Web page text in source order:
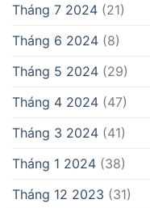
Tháng 7 2024 (21)
Tháng 6 2024 (8)
Tháng 5 2024 (29)
Tháng 4 2024 (47)
Tháng 3 2024 (41)
Tháng 1 2024 (38)
Tháng 12 2023 (31)